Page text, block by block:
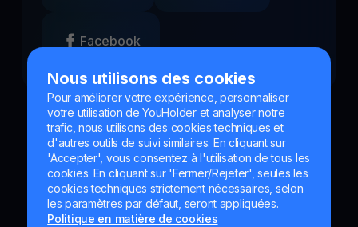
Nous utilisons des cookies
Pour améliorer votre expérience, personnaliser
votre utilisation de YouHolder et analyser notre
trafic, nous utilisons des cookies techniques et
d'autres outils de suivi similaires. En cliquant sur
'Accepter', vous consentez à l'utilisation de tous les
cookies. En cliquant sur 'Fermer/Rejeter', seules les
cookies techniques strictement nécessaires, selon
les paramètres par défaut, seront appliquées.
Politique en matière de cookies
Facebook